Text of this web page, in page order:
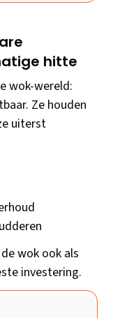
hitte
wok-wereld:
Ze houden
uiterst
wok ook als
investering.